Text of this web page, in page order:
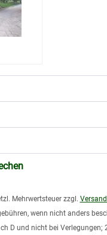
Mehrwertsteuer zzgl.
wenn nicht anders
D und nicht bei Verlegungen;